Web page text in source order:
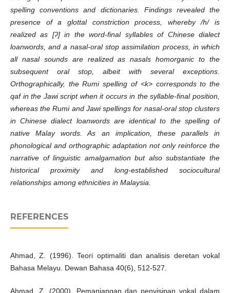
spelling conventions and dictionaries. Findings revealed the
presence of a glottal constriction process, whereby /h/ is
realized as [ʔ] in the word-final syllables of Chinese dialect
loanwords, and a nasal-oral stop assimilation process, in which
all nasal sounds are realized as nasals homorganic to the
subsequent oral stop, albeit with several exceptions.
Orthographically, the Rumi spelling of <k> corresponds to the
qaf in the Jawi script when it occurs in the syllable-final position,
whereas the Rumi and Jawi spellings for nasal-oral stop clusters
in Chinese dialect loanwords are identical to the spelling of
native Malay words. As an implication, these parallels in
phonological and orthographic adaptation not only reinforce the
narrative of linguistic amalgamation but also substantiate the
historical proximity and long-established sociocultural
relationships among ethnicities in Malaysia.
REFERENCES
Ahmad, Z. (1996). Teori optimaliti dan analisis deretan vokal
Bahasa Melayu. Dewan Bahasa 40(6), 512-527.
Ahmad, Z. (2000). Pemanjangan dan penyisipan vokal dalam